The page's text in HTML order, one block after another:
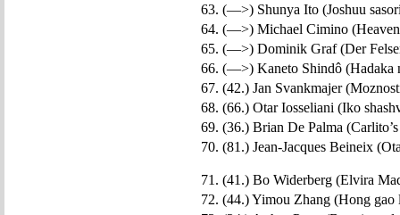
63. (—>) Shunya Ito (Joshuu
64. (—>) Michael Cimino
65. (—>) Dominik Graf (Der
66. (—>) Kaneto Shindô (Hadaka
67. (42.) Jan Svankmajer
68. (66.) Otar Iosseliani (Iko
69. (36.) Brian De Palma
70. (81.) Jean-Jacques Beineix
71. (41.) Bo Widerberg (Elvira
72. (44.) Yimou Zhang (Hong